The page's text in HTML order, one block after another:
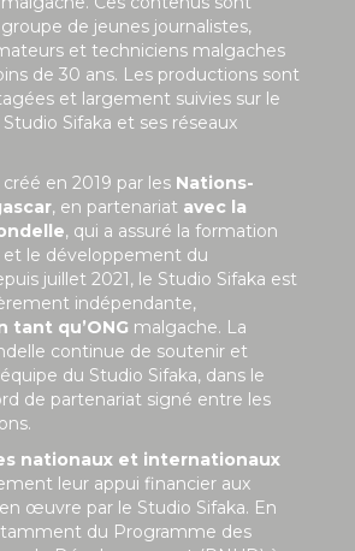
de jeunes journalistes,
et techniciens malgaches
de 30 ans. Les productions sont
et largement suivies sur le
Sifaka et ses réseaux
en 2019 par les Nations-
, en partenariat avec la
, qui a assuré la formation
et le développement du
juillet 2021, le Studio Sifaka est
indépendante,
tant qu’ONG malgache. La
continue de soutenir et
du Studio Sifaka, dans le
de partenariat signé entre les
nationaux et internationaux
leur appui financier aux
œuvre par le Studio Sifaka. En
du Programme des